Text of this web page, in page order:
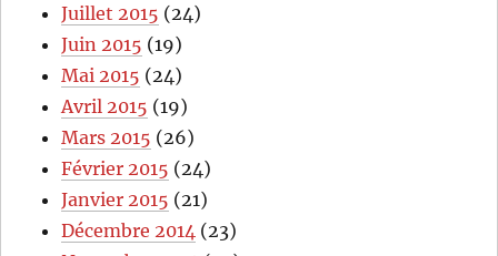
Juillet 2015 (24)
Juin 2015 (19)
Mai 2015 (24)
Avril 2015 (19)
Mars 2015 (26)
Février 2015 (24)
Janvier 2015 (21)
Décembre 2014 (23)